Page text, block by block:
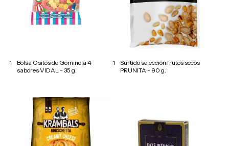
1
Bolsa Ositos de Gominola 4
sabores VIDAL - 35 g.
1
Surtido selección frutos secos
PRUNITA - 90 g.